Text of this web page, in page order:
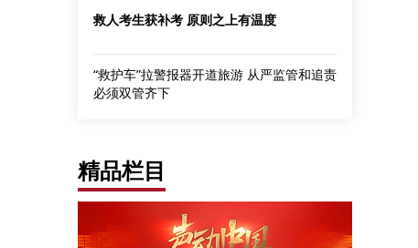
救人考生获补考 原则之上有温度
“救护车”拉警报器开道旅游 从严监管和追责
必须双管齐下
精品栏目